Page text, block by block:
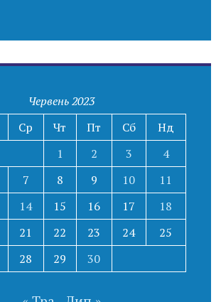
Червень 2023
Ср Чт Пт Сб
Нд
1
2 3
4
7 8 9 10
11
14 15 16 17
18
21 22 23 24
25
28 29 30